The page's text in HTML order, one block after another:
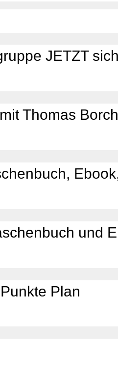
JETZT
Thomas
und
Plan